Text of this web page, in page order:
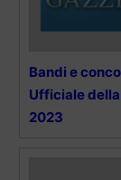
Bandi e
Ufficiale
2023